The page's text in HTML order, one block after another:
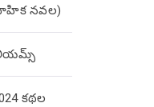
నవల)
కథల